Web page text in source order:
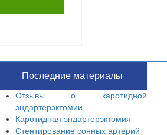
Последние материалы
Отзывы о каротидной
эндартерэктомии
Каротидная эндартерэктомия
Стентирование сонных артерий